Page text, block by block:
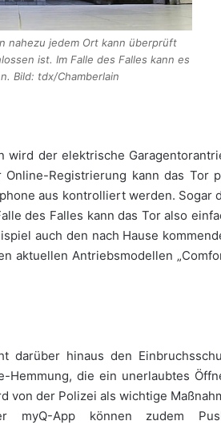
nahezu jedem Ort kann überprüft
ist. Im Falle des Falles kann es
Bild: tdx/Chamberlain
wird der elektrische
Registrierung kann das Tor
aus kontrolliert werden. Sogar
des Falles kann das Tor also
auch den nach Hause
aktuellen Antriebsmodellen
darüber hinaus den
Hemmung, die ein unerlaubtes
von der Polizei als wichtige
myQ-App können zudem